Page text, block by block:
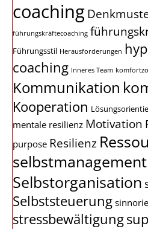
coaching
führungskräftecoaching
Führungsstil Herausforderungen
coaching Inneres Team
Kommunikation
Kooperation
mentale resilienz Motivation
purpose Resilienz
selbstmanagement
Selbstorganisation
Selbststeuerung
stressbewältigung